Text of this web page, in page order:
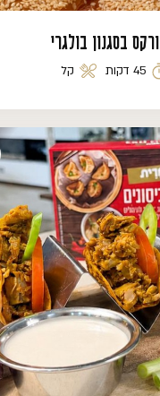
בסגנון בולגרי
הכנה
45 דקות רמת קושי
קל